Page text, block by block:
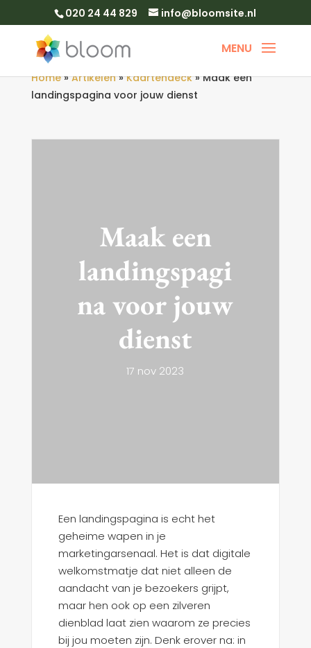
020 24 44 829 info@bloomsite.nl
Home»Artikelen»Kaartendeck»Maak een
landingspagina voor jouw dienst
Maak een
landingspagi
na voor jouw
dienst
17 nov 2023
Een landingspagina is echt het
geheime wapen in je
marketingarsenaal. Het is dat digitale
welkomstmatje dat niet alleen de
aandacht van je bezoekers grijpt,
maar hen ook op een zilveren
dienblad laat zien waarom ze precies
bij jou moeten zijn. Denk erover na: in